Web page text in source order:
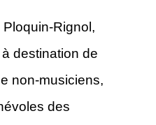
Rignol,
destination de
non-musiciens,
des